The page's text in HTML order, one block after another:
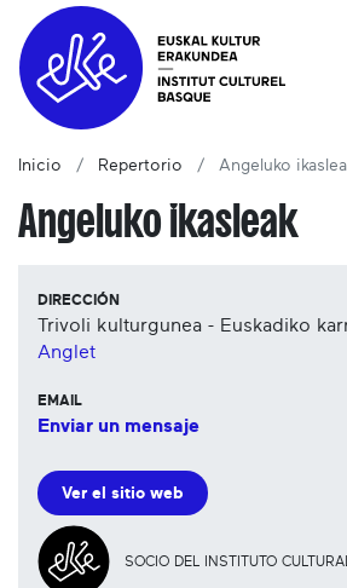
Inicio Repertorio Angeluko
Angeluko ikasleak
DIRECCIÓN
Trivoli kulturgunea - Euskadiko
Anglet
EMAIL
Enviar un mensaje
Ver el sitio web
SOCIO DEL INSTITUTO